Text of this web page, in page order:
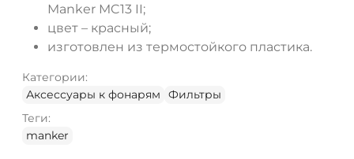
Manker MC13 II;
цвет – красный;
изготовлен из термостойкого пластика.
Категории:
Аксессуары к фонарям
Фильтры
Теги:
manker